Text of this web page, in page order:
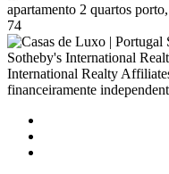
apartamento 2 quartos
74
Sotheby's International
International Realty
financeiramente